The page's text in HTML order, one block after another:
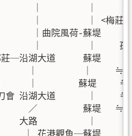
｜          ｜
｜          ｜ <梅莊
｜曲院風荷-蘇堤
｜          ｜
─沿湖大道      蘇堤
｜          ｜     ≒
｜         蘇堤
會 沿湖大道       ｜
／          蘇堤   ≒
大路           ｜
｜ 花港觀魚─蘇堤